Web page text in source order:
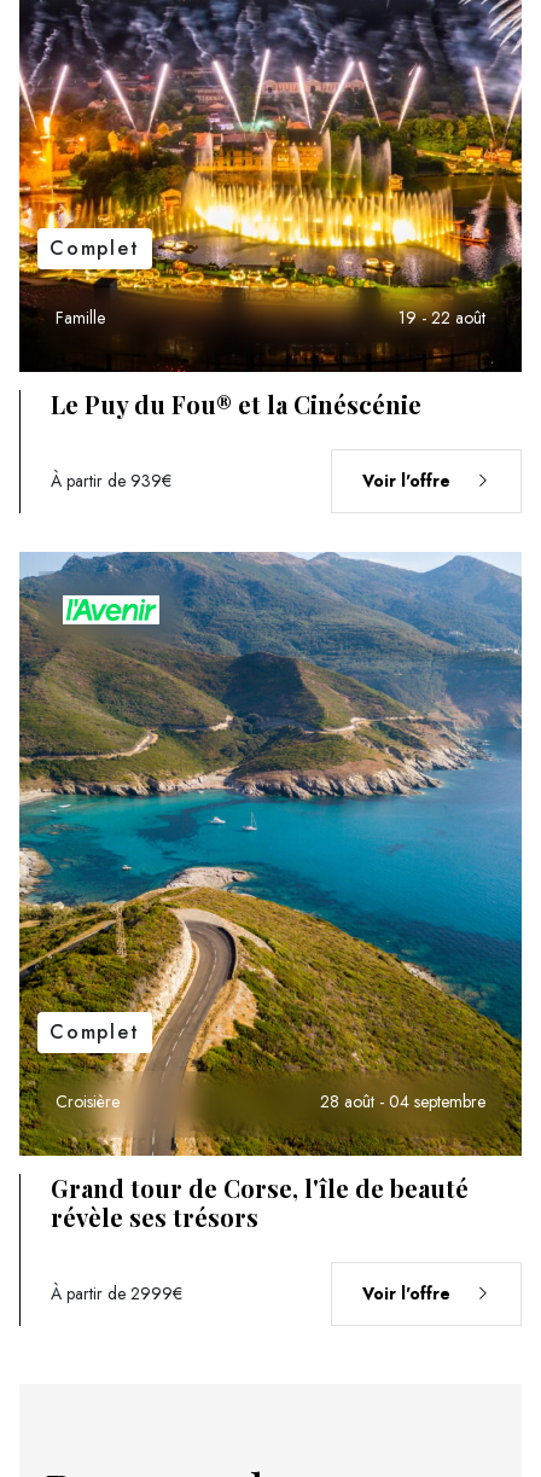
Complet
Famille 19 - 22 août
Le Puy du Fou® et la Cinéscénie
À partir de 939€ Voir l'offre
Complet
Croisière 28 août - 04 septembre
Grand tour de Corse, l'île de beauté
révèle ses trésors
À partir de 2999€ Voir l'offre